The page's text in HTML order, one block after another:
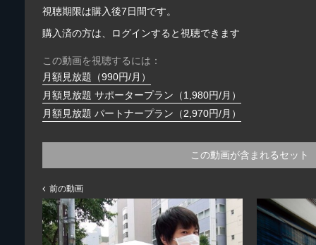
視聴期限は購入後7日間です。
購入済の方は、ログインすると視聴できます
この動画を視聴するには：
月額見放題（990円/月）
月額見放題 サポータープラン（1,980円/月）
月額見放題 パートナープラン（2,970円/月）
この動画が含まれるセット
前の動画